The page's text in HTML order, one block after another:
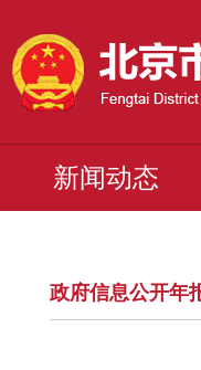
新闻动态
政府信息公开年